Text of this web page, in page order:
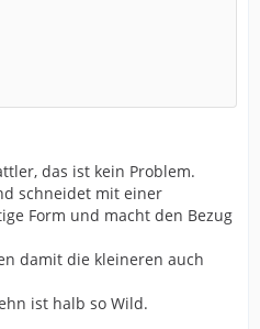
das ist kein Problem.
schneidet mit einer
Form und macht den Bezug
damit die kleineren auch
ist halb so Wild.